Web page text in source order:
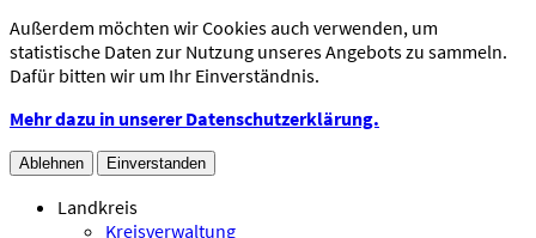
Außerdem möchten wir Cookies auch verwenden, um
statistische Daten zur Nutzung unseres Angebots zu sammeln.
Dafür bitten wir um Ihr Einverständnis.
Mehr dazu in unserer Datenschutzerklärung.
Ablehnen Einverstanden
Landkreis
Kreisverwaltung